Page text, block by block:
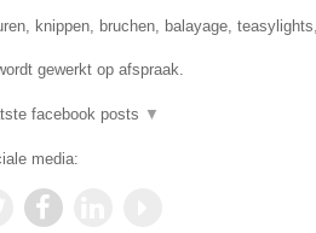
knippen, bruchen, balayage,
gewerkt op afspraak.
facebook posts ▼
media: